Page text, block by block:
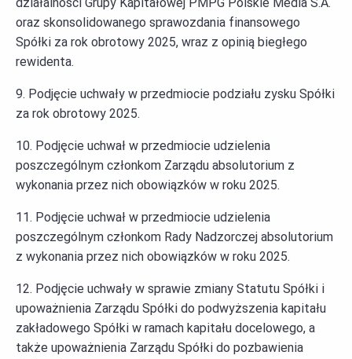
oraz skonsolidowanego sprawozdania finansowego
Spółki za rok obrotowy 2025, wraz z opinią biegłego
rewidenta.
9. Podjęcie uchwały w przedmiocie podziału zysku Spółki
za rok obrotowy 2025.
10. Podjęcie uchwał w przedmiocie udzielenia
poszczególnym członkom Zarządu absolutorium z
wykonania przez nich obowiązków w roku 2025.
11. Podjęcie uchwał w przedmiocie udzielenia
poszczególnym członkom Rady Nadzorczej absolutorium
z wykonania przez nich obowiązków w roku 2025.
12. Podjęcie uchwały w sprawie zmiany Statutu Spółki i
upoważnienia Zarządu Spółki do podwyższenia kapitału
zakładowego Spółki w ramach kapitału docelowego, a
także upoważnienia Zarządu Spółki do pozbawienia